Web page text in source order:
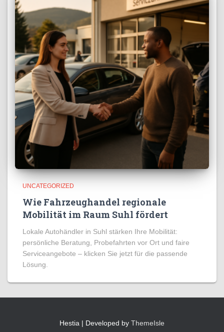
UNCATEGORIZED
Wie Fahrzeughandel regionale
Mobilität im Raum Suhl fördert
Lokale Autohändler in Suhl stärken Ihre Mobilität:
persönliche Beratung, Probefahrten vor Ort und faire
Serviceangebote – klicken Sie jetzt für die passende
Lösung.
Hestia | Developed by ThemeIsle